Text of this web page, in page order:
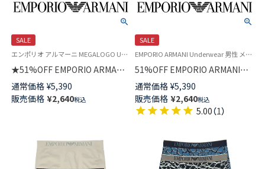
SALE
エンポリオ アルマーニ MEGALOGO Underwear 公式オンラインショップ 紳士 下着 ブランド アンダーウェア
★51%OFF EMPORIO ARMANI
メガロゴ ボクサーパンツ 前閉
じ EUサイズ メンズ 54095169
通常価格 ¥5,390
販売価格 ¥2,640税込
SALE
EMPORIO ARMANI Underwear 男性 メンズ 下着 パンツ ブランド 父の日ギフト 父の日プレゼント 2024
51%OFF EMPORIO ARMANI
SHINY LOGOBAND ロゴ入り 光
沢ウエストバンド ボクサーブリ
ーフ 前閉じ EUサイズ メンズ ア
ンダーウェア 54045128
通常価格 ¥5,390
販売価格 ¥2,640税込
5.00（1）